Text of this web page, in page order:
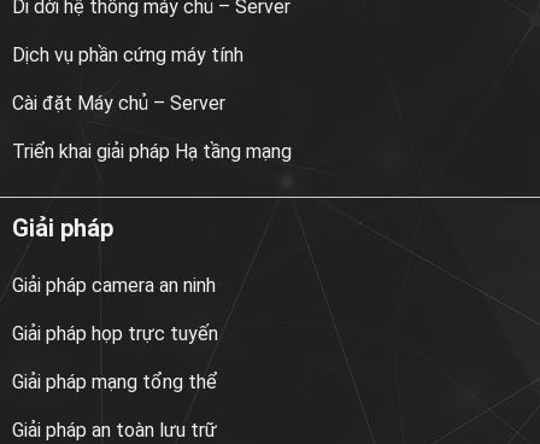
Di dời hệ thống máy chủ – Server
Dịch vụ phần cứng máy tính
Cài đặt Máy chủ – Server
Triển khai giải pháp Hạ tầng mạng
Giải pháp
Giải pháp camera an ninh
Giải pháp họp trực tuyến
Giải pháp mạng tổng thể
Giải pháp an toàn lưu trữ